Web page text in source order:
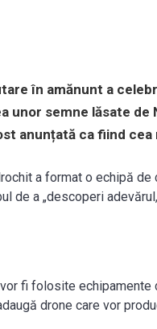
în amănunt a
unor semne lăsate de
anunțată ca fiind
a format o echipă
de a „descoperi
fi folosite
drone care vor